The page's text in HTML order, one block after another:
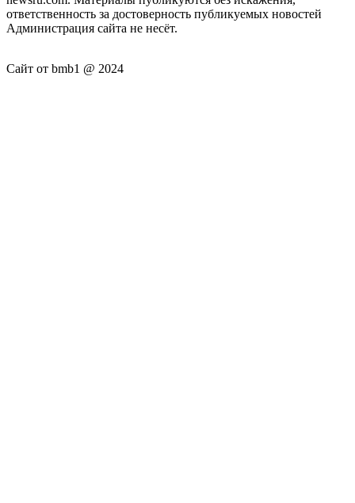
ответственность за достоверность публикуемых новостей
Администрация сайта не несёт.
Сайт от bmb1 @ 2024